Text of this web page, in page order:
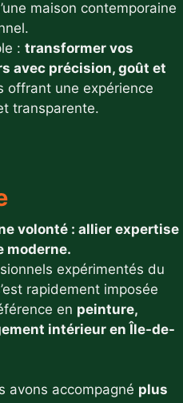
maison contemporaine
: transformer vos
avec précision, goût et
offrant une expérience
transparente.
volonté : allier expertise
moderne.
expérimentés du
rapidement imposée
en peinture,
intérieur en Île-de-
avons accompagné plus